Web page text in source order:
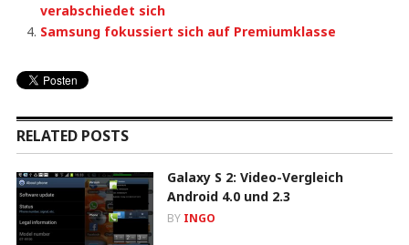
verabschiedet sich
Samsung fokussiert sich auf Premiumklasse
RELATED POSTS
Galaxy S 2: Video-Vergleich
Android 4.0 und 2.3
BY INGO